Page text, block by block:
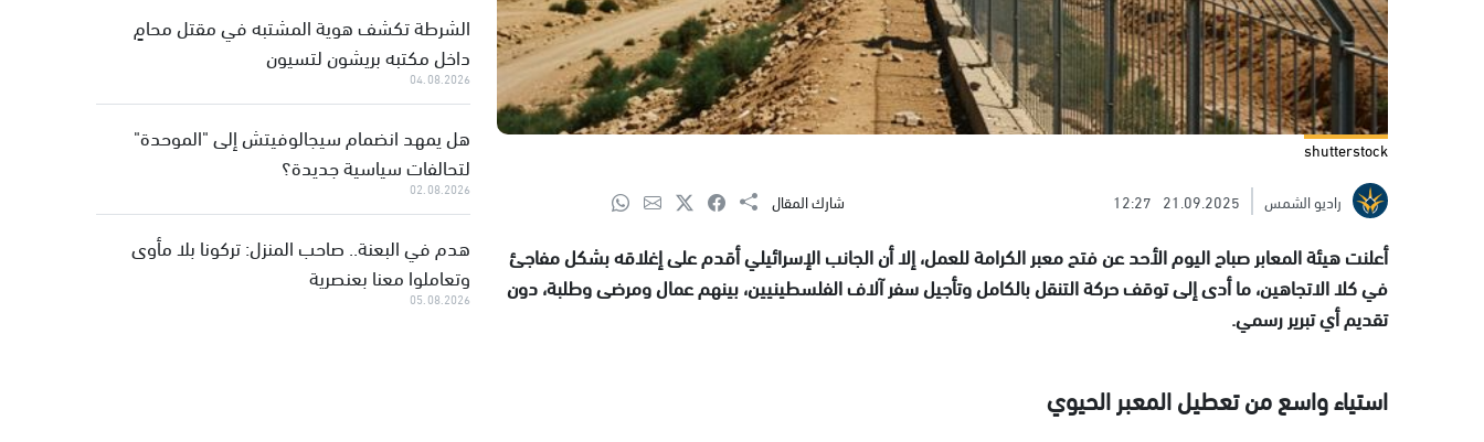
shutterstock
راديو الشمس
21.09.2025
12:27 شارك المقال
أعلنت هيئة المعابر صباح اليوم الأحد عن فتح معبر الكرامة للعمل، إلا أن الجانب الإسرائيلي أقدم على إغلاقه بشكل مفاجئ
في كلا الاتجاهين، ما أدى إلى توقف حركة التنقل بالكامل وتأجيل سفر آلاف الفلسطينيين، بينهم عمال ومرضى وطلبة، دون
تقديم أي تبرير رسمي.
استياء واسع من تعطيل المعبر الحيوي
الشرطة تكشف هوية المشتبه في مقتل محامٍ
داخل مكتبه بريشون لتسيون
04.08.2026
هل يمهد انضمام سيجالوفيتش إلى "الموحدة"
لتحالفات سياسية جديدة؟
02.08.2026
هدم في البعنة.. صاحب المنزل: تركونا بلا مأوى
وتعاملوا معنا بعنصرية
05.08.2026